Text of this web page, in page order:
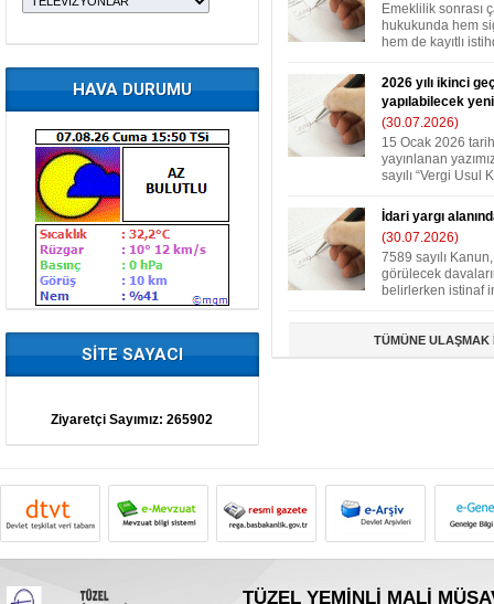
HAVA DURUMU
SİTE SAYACI
Ziyaretçi Sayımız:265902
Emeklilik sonrası
hukukunda hem
hem de kayıtlı
2026 yılı ikinci
yapılabilecek
(30.07.2026)
15 Ocak 2026
yayınlanan
sayılı “Vergi Usul
İdari yargı
(30.07.2026)
7589 sayılı
görülecek
belirlerken istinaf
TÜMÜNE ULAŞMAK
TÜZEL YEMİNLİ MALİ